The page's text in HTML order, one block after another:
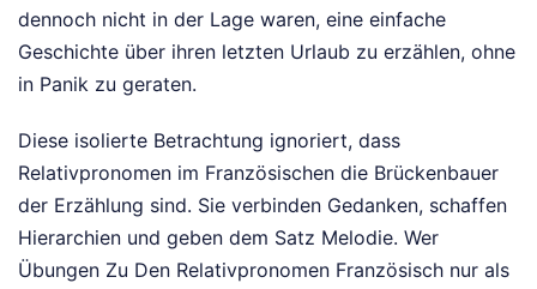
dennoch nicht in der Lage waren, eine einfache
Geschichte über ihren letzten Urlaub zu erzählen, ohne
in Panik zu geraten.
Diese isolierte Betrachtung ignoriert, dass
Relativpronomen im Französischen die Brückenbauer
der Erzählung sind. Sie verbinden Gedanken, schaffen
Hierarchien und geben dem Satz Melodie. Wer
Übungen Zu Den Relativpronomen Französisch nur als